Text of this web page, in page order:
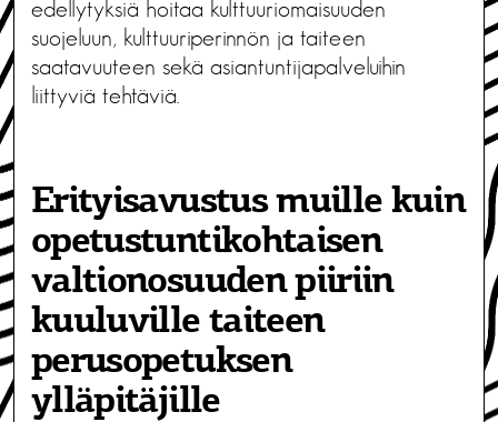
edellytyksiä hoitaa kulttuuriomaisuuden
suojeluun, kulttuuriperinnön ja taiteen
saatavuuteen sekä asiantuntijapalveluihin
liittyviä tehtäviä.
Erityisavustus muille kuin
opetustuntikohtaisen
valtionosuuden piiriin
kuuluville taiteen
perusopetuksen
ylläpitäjille